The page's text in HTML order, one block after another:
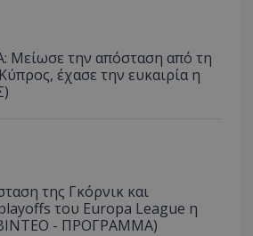
Μείωσε την απόσταση από τη
έχασε την ευκαιρία η
της Γκόρνικ και
του Europa League η
- ΠΡΟΓΡΑΜΜΑ)